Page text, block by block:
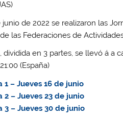
junio de 2022 se realizaron las
las Federaciones de
dividida en 3 partes, se llevó á a
(España)
1 – Jueves 16 de junio
2 – Jueves 23 de junio
3 – Jueves 30 de junio